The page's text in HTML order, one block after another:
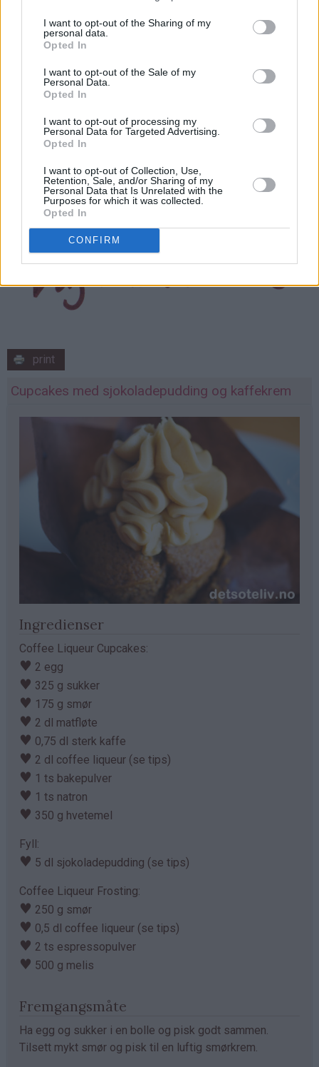
I want to opt-out of the Sharing of my
personal data.
Opted In
I want to opt-out of the Sale of my
Personal Data.
Opted In
I want to opt-out of processing my
Personal Data for Targeted Advertising.
Opted In
I want to opt-out of Collection, Use,
Retention, Sale, and/or Sharing of my
Personal Data that Is Unrelated with the
Purposes for which it was collected.
Opted In
CONFIRM
Spennende cupcakes, med deilig smak for voksne!
♥♥
print
Cupcakes med sjokoladepudding og kaffekrem
Ingredienser
Coffee Liqueur Cupcakes:
♥ 2 egg
♥ 325 g sukker
♥ 175 g smør
♥ 2 dl matfløte
♥ 0,75 dl sterk kaffe
♥ 2 dl coffee liqueur (se tips)
♥ 1 ts bakepulver
♥ 1 ts natron
♥ 350 g hvetemel
Fyll:
♥ 5 dl sjokoladepudding (se tips)
Coffee Liqueur Frosting:
♥ 250 g smør
♥ 0,5 dl coffee liqueur (se tips)
♥ 2 ts espressopulver
♥ 500 g melis
Fremgangsmåte
Ha egg og sukker i en bolle og pisk godt sammen.
Tilsett mykt smør og pisk til en luftig smørkrem.